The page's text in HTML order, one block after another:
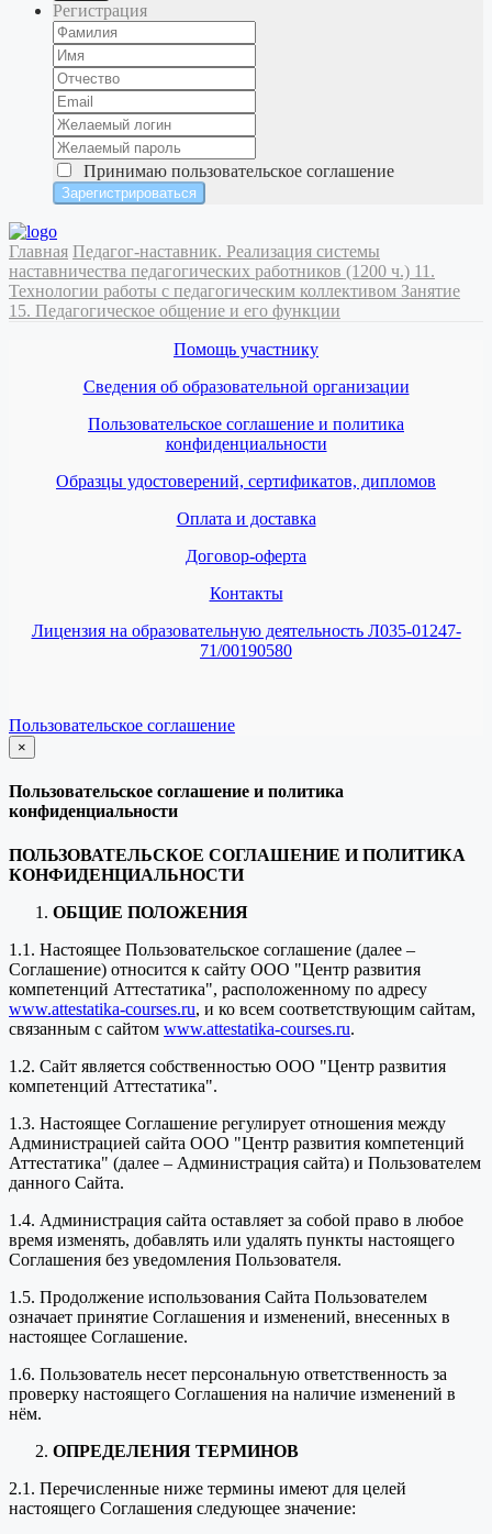
Регистрация
Принимаю пользовательское соглашение
Главная Педагог-наставник. Реализация системы
наставничества педагогических работников (1200 ч.) 11.
Технологии работы с педагогическим коллективом Занятие
15. Педагогическое общение и его функции
Помощь участнику
Сведения об образовательной организации
Пользовательское соглашение и политика
конфиденциальности
Образцы удостоверений, сертификатов, дипломов
Оплата и доставка
Договор-оферта
Контакты
Лицензия на образовательную деятельность Л035-01247-
71/00190580
Пользовательское соглашение
×
закрыть
Пользовательское соглашение и политика
конфиденциальности
ПОЛЬЗОВАТЕЛЬСКОЕ СОГЛАШЕНИЕ И ПОЛИТИКА
КОНФИДЕНЦИАЛЬНОСТИ
ОБЩИЕ ПОЛОЖЕНИЯ
1.1. Настоящее Пользовательское соглашение (далее –
Соглашение) относится к сайту ООО "Центр развития
компетенций Аттестатика", расположенному по адресу
www.attestatika-courses.ru, и ко всем соответствующим сайтам,
связанным с сайтом www.attestatika-courses.ru.
1.2. Сайт является собственностью ООО "Центр развития
компетенций Аттестатика".
1.3. Настоящее Соглашение регулирует отношения между
Администрацией сайта ООО "Центр развития компетенций
Аттестатика" (далее – Администрация сайта) и Пользователем
данного Сайта.
1.4. Администрация сайта оставляет за собой право в любое
время изменять, добавлять или удалять пункты настоящего
Соглашения без уведомления Пользователя.
1.5. Продолжение использования Сайта Пользователем
означает принятие Соглашения и изменений, внесенных в
настоящее Соглашение.
1.6. Пользователь несет персональную ответственность за
проверку настоящего Соглашения на наличие изменений в
нём.
ОПРЕДЕЛЕНИЯ ТЕРМИНОВ
2.1. Перечисленные ниже термины имеют для целей
настоящего Соглашения следующее значение: